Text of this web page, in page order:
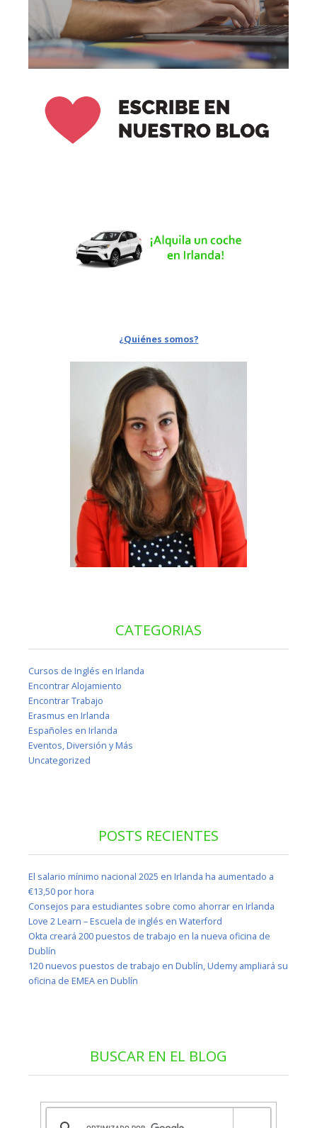
¿Quiénes somos?
CATEGORIAS
Cursos de Inglés en Irlanda
Encontrar Alojamiento
Encontrar Trabajo
Erasmus en Irlanda
Españoles en Irlanda
Eventos, Diversión y Más
Uncategorized
POSTS RECIENTES
El salario mínimo nacional 2025 en Irlanda ha aumentado a
€13,50 por hora
Consejos para estudiantes sobre como ahorrar en Irlanda
Love 2 Learn – Escuela de inglés en Waterford
Okta creará 200 puestos de trabajo en la nueva oficina de
Dublín
120 nuevos puestos de trabajo en Dublín, Udemy ampliará su
oficina de EMEA en Dublín
BUSCAR EN EL BLOG